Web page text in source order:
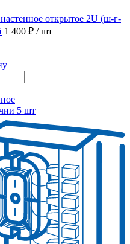
открытое 2U (ш-г-
1 400 ₽ / шт
5 шт